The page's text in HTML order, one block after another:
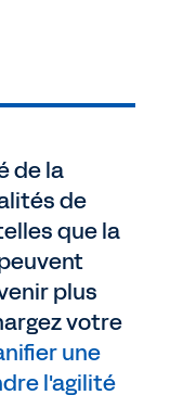
de la
de
que la
plus
votre
une
l'agilité